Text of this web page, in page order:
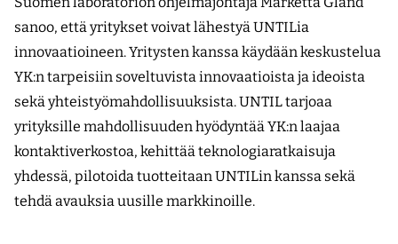
sanoo, että yritykset voivat lähestyä UNTILia
innovaatioineen. Yritysten kanssa käydään keskustelua
YK:n tarpeisiin soveltuvista innovaatioista ja ideoista
sekä yhteistyömahdollisuuksista. UNTIL tarjoaa
yrityksille mahdollisuuden hyödyntää YK:n laajaa
kontaktiverkostoa, kehittää teknologiaratkaisuja
yhdessä, pilotoida tuotteitaan UNTILin kanssa sekä
tehdä avauksia uusille markkinoille.